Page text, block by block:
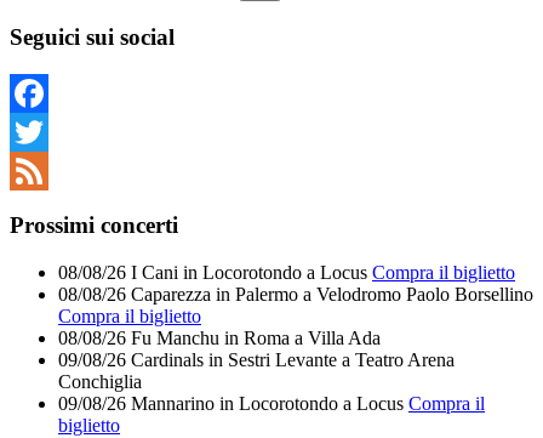
risultato
Seguici sui social
Facebook
Twitter
Prossimi concerti
08/08/26 I Cani in Locorotondo a Locus Compra il biglietto
08/08/26 Caparezza in Palermo a Velodromo Paolo Borsellino
Compra il biglietto
08/08/26 Fu Manchu in Roma a Villa Ada
09/08/26 Cardinals in Sestri Levante a Teatro Arena
Conchiglia
09/08/26 Mannarino in Locorotondo a Locus Compra il
biglietto